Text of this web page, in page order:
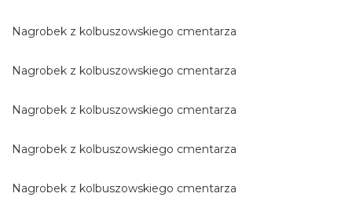
Nagrobek z kolbuszowskiego cmentarza
Nagrobek z kolbuszowskiego cmentarza
Nagrobek z kolbuszowskiego cmentarza
Nagrobek z kolbuszowskiego cmentarza
Nagrobek z kolbuszowskiego cmentarza